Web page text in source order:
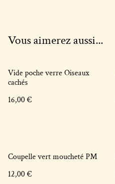
Vous aimerez aussi...
Vide poche verre Oiseaux
cachés
16,00 €
Coupelle vert moucheté PM
12,00 €